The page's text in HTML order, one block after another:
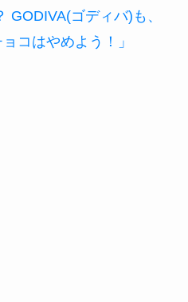
GODIVA(ゴディバ)も、
コはやめよう！」